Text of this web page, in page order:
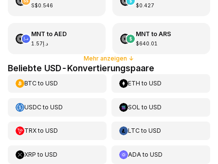
S$0.546 $0.427
MNT to AED
د.إ1.57
MNT to ARS
$640.01
Mehr anzeigen ↓
Beliebte USD-Konvertierungspaare
BTCto USD ETH toUSD
USDCto USD SOL toUSD
TRXto USD LTCtoUSD
XRP to USD ADA toUSD